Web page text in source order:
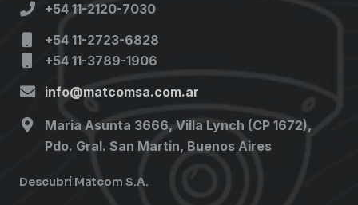
+54 11-2120-7030
+54 11-2723-6828
+54 11-3789-1906
info@matcomsa.com.ar
Maria Asunta 3666, Villa Lynch (CP 1672),
Pdo. Gral. San Martin, Buenos Aires
Descubrí Matcom S.A.